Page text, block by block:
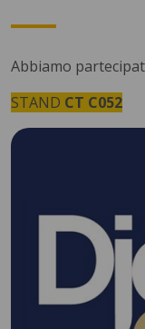
Abbiamo
STAND CT C052